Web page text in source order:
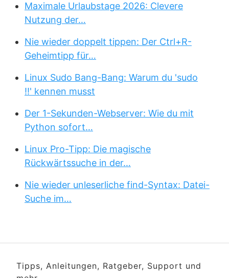
Maximale Urlaubstage 2026: Clevere
Nutzung der…
Nie wieder doppelt tippen: Der Ctrl+R-
Geheimtipp für…
Linux Sudo Bang-Bang: Warum du 'sudo
!!' kennen musst
Der 1-Sekunden-Webserver: Wie du mit
Python sofort…
Linux Pro-Tipp: Die magische
Rückwärtssuche in der…
Nie wieder unleserliche find-Syntax: Datei-
Suche im…
Tipps, Anleitungen, Ratgeber, Support und